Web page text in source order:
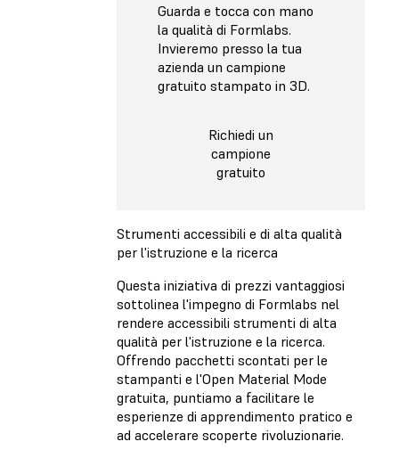
Guarda e tocca con mano
la qualità di Formlabs.
Invieremo presso la tua
azienda un campione
gratuito stampato in 3D.
Richiedi un
campione
gratuito
Strumenti accessibili e di alta qualità
per l'istruzione e la ricerca
Questa iniziativa di prezzi vantaggiosi
sottolinea l'impegno di Formlabs nel
rendere accessibili strumenti di alta
qualità per l'istruzione e la ricerca.
Offrendo pacchetti scontati per le
stampanti e l'Open Material Mode
gratuita, puntiamo a facilitare le
esperienze di apprendimento pratico e
ad accelerare scoperte rivoluzionarie.